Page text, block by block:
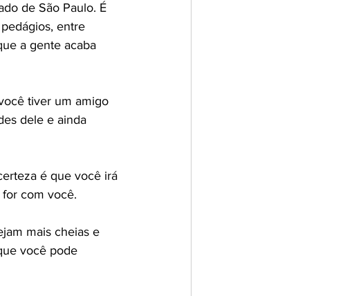
de São Paulo. É
entre
a gente acaba
tiver um amigo
dele e ainda
é que você irá
com você.
mais cheias e
você pode